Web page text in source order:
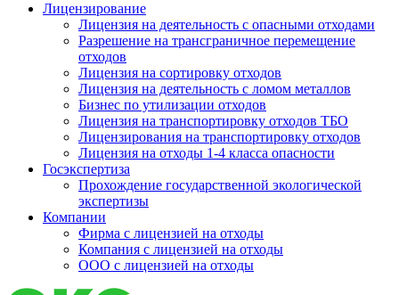
Лицензирование
Лицензия на деятельность с опасными отходами
Разрешение на трансграничное перемещение
отходов
Лицензия на сортировку отходов
Лицензия на деятельность с ломом металлов
Бизнес по утилизации отходов
Лицензия на транспортировку отходов ТБО
Лицензирования на транспортировку отходов
Лицензия на отходы 1-4 класса опасности
Госэкспертиза
Прохождение государственной экологической
экспертизы
Компании
Фирма с лицензией на отходы
Компания с лицензией на отходы
ООО с лицензией на отходы